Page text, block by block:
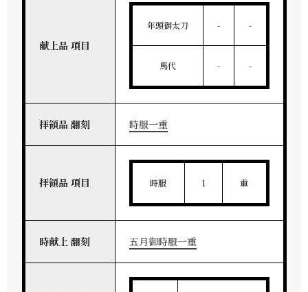
献上品 項目
年頭御太刀 - -
馬代 - -
拝領品 翻刻 時服一重
拝領品 項目 時服 1 重
時献上 翻刻 五月御時服一重